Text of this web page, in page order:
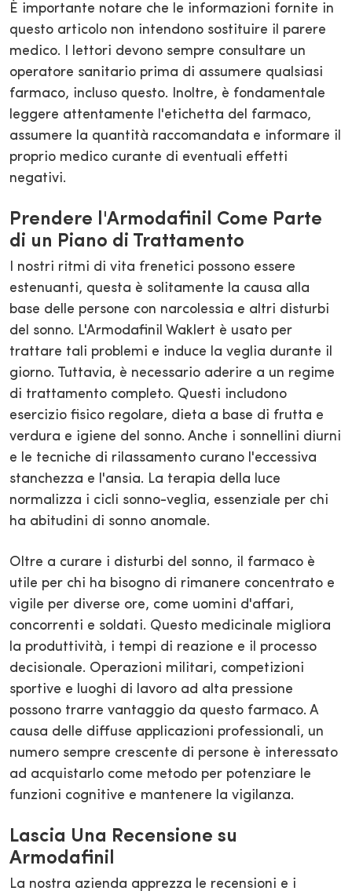
È importante notare che le informazioni fornite in
questo articolo non intendono sostituire il parere
medico. I lettori devono sempre consultare un
operatore sanitario prima di assumere qualsiasi
farmaco, incluso questo. Inoltre, è fondamentale
leggere attentamente l'etichetta del farmaco,
assumere la quantità raccomandata e informare il
proprio medico curante di eventuali effetti
negativi.
Prendere l'Armodafinil Come Parte
di un Piano di Trattamento
I nostri ritmi di vita frenetici possono essere
estenuanti, questa è solitamente la causa alla
base delle persone con narcolessia e altri disturbi
del sonno. L'Armodafinil Waklert è usato per
trattare tali problemi e induce la veglia durante il
giorno. Tuttavia, è necessario aderire a un regime
di trattamento completo. Questi includono
esercizio fisico regolare, dieta a base di frutta e
verdura e igiene del sonno. Anche i sonnellini diurni
e le tecniche di rilassamento curano l'eccessiva
stanchezza e l'ansia. La terapia della luce
normalizza i cicli sonno-veglia, essenziale per chi
ha abitudini di sonno anomale.
Oltre a curare i disturbi del sonno, il farmaco è
utile per chi ha bisogno di rimanere concentrato e
vigile per diverse ore, come uomini d'affari,
concorrenti e soldati. Questo medicinale migliora
la produttività, i tempi di reazione e il processo
decisionale. Operazioni militari, competizioni
sportive e luoghi di lavoro ad alta pressione
possono trarre vantaggio da questo farmaco. A
causa delle diffuse applicazioni professionali, un
numero sempre crescente di persone è interessato
ad acquistarlo come metodo per potenziare le
funzioni cognitive e mantenere la vigilanza.
Lascia Una Recensione su
Armodafinil
La nostra azienda apprezza le recensioni e i